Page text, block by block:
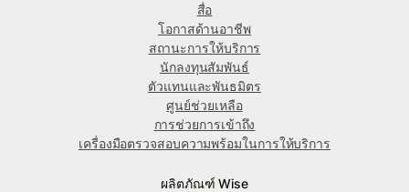
สื่อ
โอกาสด้านอาชีพ
สถานะการให้บริการ
นักลงทุนสัมพันธ์
ตัวแทนและพันธมิตร
ศูนย์ช่วยเหลือ
การช่วยการเข้าถึง
เครื่องมือตรวจสอบความพร้อมในการให้บริการ
ผลิตภัณฑ์ Wise